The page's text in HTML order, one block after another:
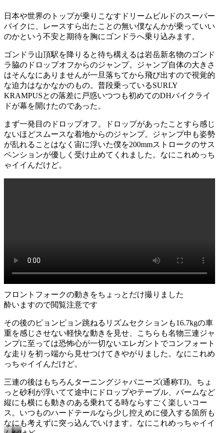
ト
部
分
に
リ
ッ
プ
チ
ッ
プ
が
え
ま
す
ね
の
バ
イ
ク
清
水
選
手
の
も
の
日本や世界のトップが乗りこなすドリームビルドのスーパー
バイクに、レースすら出たことの無い僕なんかが乗っていい
のかという不安と期待を胸にゴンドラへ乗り込みます。
ゴンドラ山頂駅を降りると待ち構えるは岩岳新名物のゴンド
ラ脇のドロップオフからのジャンプ。ジャンプ自体の大きさ
はそんなにありませんが一旦落ちてから飛び出すので視覚的
な迫力はなかなかのもの。普段乗っているSURLY
KRAMPUSとの落差に戸惑いつつも初めてのDHバイクライ
ドが幕を開けたのであった。
まず一発目のドロップオフ。ドロップがあったことすら感じ
ないほどスムースな着地からのジャンプ。ジャンプ中も姿勢
が乱れることはなく宙に浮いた僕を200mmストロークのサス
ペンションが優しく受け止めてくれました。なにこれめっち
ゃイイんだけど。
フロントフォークの動きをちょっとだけ撮りました
酔いますので閲覧注意です
その後のピョンピョン跳ねるリズムセクションも16.7kgの車
重を感じさせない軽快な動きを見せ、こちらも名物三連ジャ
ンプに至っては恐怖心が一切ないエレガントでコンフォート
な走りを初っ端から見せつけてきやがりました。なにこれめ
っちゃイイんだけど。
三連の後はもちろんターニングジャパニーズ(通称TJ)。ちょ
っと砂利が浮いてて途中にドロップやテーブル、バームなど
縦にも横にも動きのある乗れてる時ならすごく楽しいコー
ス。いつものハードテールなら少し控えめに侵入する箇所も
なにも考えずに突っ込んでいけます。なにこれめっちゃイイ